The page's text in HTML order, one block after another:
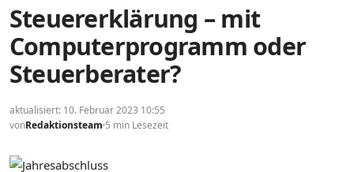
Steuererklärung – mit
Computerprogramm oder
Steuerberater?
aktualisiert: 10. Februar 2023 10:55
vonRedaktionsteam 5 min Lesezeit